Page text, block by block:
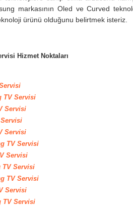
markasının Oled ve Curved
ürünü olduğunu belirtmek isteriz.
Hizmet Noktaları
TV Servisi
Servisi
Servisi
TV Servisi
Servisi
TV Servisi
TV Servisi
Servisi
TV Servisi